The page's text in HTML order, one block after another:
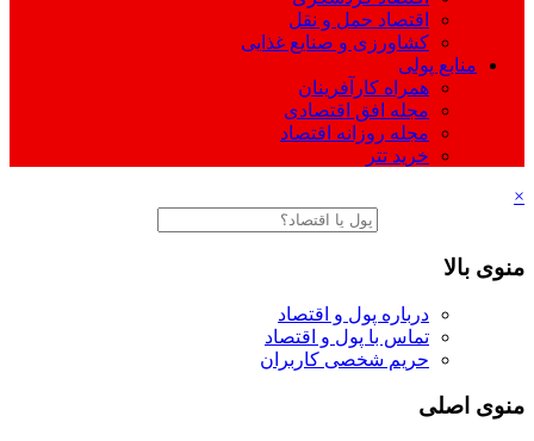
اقتصاد حمل و نقل
کشاورزی و صنایع غذایی
منابع پولی
همراه کارآفرینان
مجله افق اقتصادی
مجله روزانه اقتصاد
خرید تتر
×
منوی بالا
درباره پول و اقتصاد
تماس با پول و اقتصاد
حریم شخصی کاربران
منوی اصلی